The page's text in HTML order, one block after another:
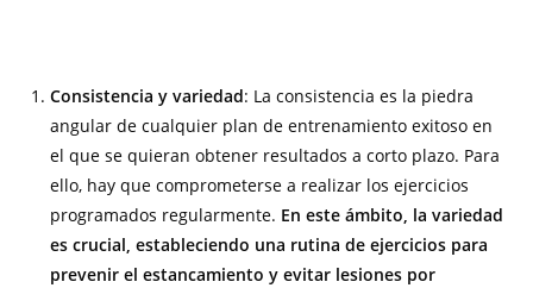
Consistencia y variedad: La consistencia es la piedra
angular de cualquier plan de entrenamiento exitoso en
el que se quieran obtener resultados a corto plazo. Para
ello, hay que comprometerse a realizar los ejercicios
programados regularmente. En este ámbito, la variedad
es crucial, estableciendo una rutina de ejercicios para
prevenir el estancamiento y evitar lesiones por